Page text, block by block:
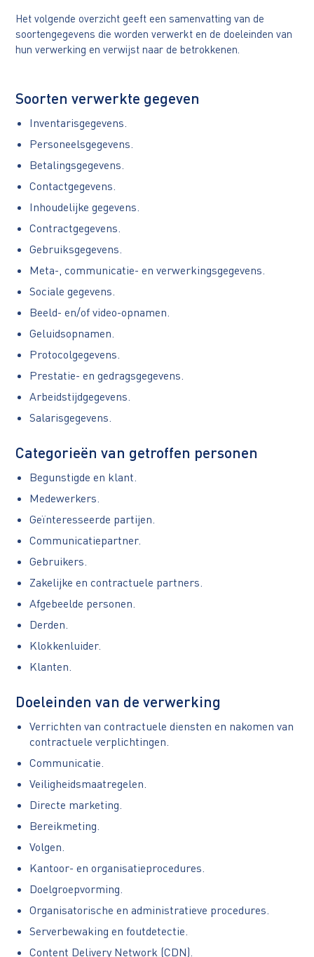
Het volgende overzicht geeft een samenvatting van de
soortengegevens die worden verwerkt en de doeleinden van
hun verwerking en verwijst naar de betrokkenen.
Soorten verwerkte gegeven
Inventarisgegevens.
Personeelsgegevens.
Betalingsgegevens.
Contactgegevens.
Inhoudelijke gegevens.
Contractgegevens.
Gebruiksgegevens.
Meta-, communicatie- en verwerkingsgegevens.
Sociale gegevens.
Beeld- en/of video-opnamen.
Geluidsopnamen.
Protocolgegevens.
Prestatie- en gedragsgegevens.
Arbeidstijdgegevens.
Salarisgegevens.
Categorieën van getroffen personen
Begunstigde en klant.
Medewerkers.
Geïnteresseerde partijen.
Communicatiepartner.
Gebruikers.
Zakelijke en contractuele partners.
Afgebeelde personen.
Derden.
Klokkenluider.
Klanten.
Doeleinden van de verwerking
Verrichten van contractuele diensten en nakomen van
contractuele verplichtingen.
Communicatie.
Veiligheidsmaatregelen.
Directe marketing.
Bereikmeting.
Volgen.
Kantoor- en organisatieprocedures.
Doelgroepvorming.
Organisatorische en administratieve procedures.
Serverbewaking en foutdetectie.
Content Delivery Network (CDN).